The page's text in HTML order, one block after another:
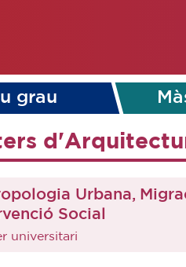
grau
Urbana,
Social
universitari